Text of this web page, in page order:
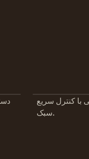
با کنترل سریع
سبک.